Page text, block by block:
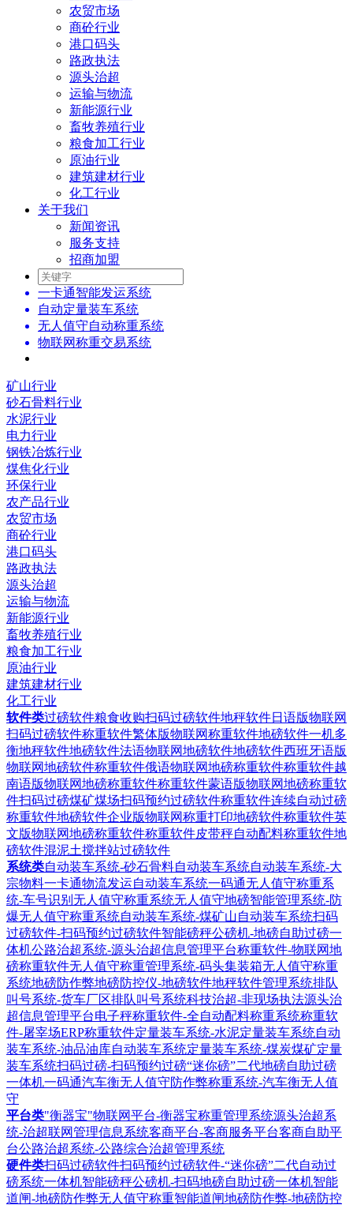
农贸市场
商砼行业
港口码头
路政执法
源头治超
运输与物流
新能源行业
畜牧养殖行业
粮食加工行业
原油行业
建筑建材行业
化工行业
关于我们
新闻资讯
服务支持
招商加盟
一卡通智能发运系统
自动定量装车系统
无人值守自动称重系统
物联网称重交易系统
矿山行业
砂石骨料行业
水泥行业
电力行业
钢铁冶炼行业
煤焦化行业
环保行业
农产品行业
农贸市场
商砼行业
港口码头
路政执法
源头治超
运输与物流
新能源行业
畜牧养殖行业
粮食加工行业
原油行业
建筑建材行业
化工行业
软件类过磅软件粮食收购扫码过磅软件地秤软件日语版物联网
扫码过磅软件称重软件繁体版物联网称重软件地磅软件一机多
衡地秤软件地磅软件法语物联网地磅软件地磅软件西班牙语版
物联网地磅软件称重软件俄语物联网地磅称重软件称重软件越
南语版物联网地磅称重软件称重软件蒙语版物联网地磅称重软
件扫码过磅煤矿煤场扫码预约过磅软件称重软件连续自动过磅
称重软件地磅软件企业版物联网称重打印地磅软件称重软件英
文版物联网地磅称重软件称重软件皮带秤自动配料称重软件地
磅软件混泥土搅拌站过磅软件
系统类自动装车系统-砂石骨料自动装车系统自动装车系统-大
宗物料一卡通物流发运自动装车系统一码通无人值守称重系
统-车号识别无人值守称重系统无人值守地磅智能管理系统-防
爆无人值守称重系统自动装车系统-煤矿山自动装车系统扫码
过磅软件-扫码预约过磅软件智能磅秤公磅机-地磅自助过磅一
体机公路治超系统-源头治超信息管理平台称重软件-物联网地
磅称重软件无人值守称重管理系统-码头集装箱无人值守称重
系统地磅防作弊地磅防控仪-地磅软件地秤软件管理系统排队
叫号系统-货车厂区排队叫号系统科技治超-非现场执法源头治
超信息管理平台电子秤称重软件-全自动配料称重系统称重软
件-屠宰场ERP称重软件定量装车系统-水泥定量装车系统自动
装车系统-油品油库自动装车系统定量装车系统-煤炭煤矿定量
装车系统扫码过磅-扫码预约过磅“迷你磅”二代地磅自助过磅
一体机一码通汽车衡无人值守防作弊称重系统-汽车衡无人值
守
平台类"衡器宝"物联网平台-衡器宝称重管理系统源头治超系
统-治超联网管理信息系统客商平台-客商服务平台客商自助平
台公路治超系统-公路综合治超管理系统
硬件类扫码过磅软件扫码预约过磅软件-“迷你磅”二代自动过
磅系统一体机智能磅秤公磅机-扫码地磅自助过磅一体机智能
道闸-地磅防作弊无人值守称重智能道闸地磅防作弊-地磅防控